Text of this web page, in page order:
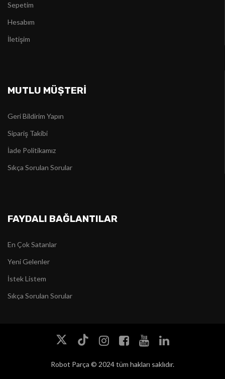
Sepetim
Hesabım
İletişim
MUTLU MÜŞTERİ
Geri Bildirim Yapın
Sipariş Takibi
İade Politikamız
Sıkça Sorulan Sorular
FAYDALI BAĞLANTILAR
En Çok Satanlar
Yeni Gelenler
İstek Listem
Sıkça Sorulan Sorular
Robot Parça © 2024 tüm hakları saklıdır.